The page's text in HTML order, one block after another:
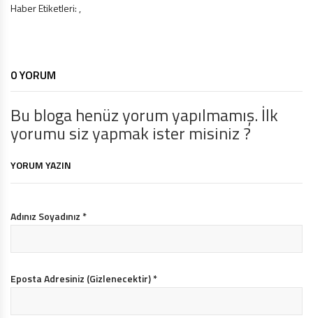
Haber Etiketleri: ,
0 YORUM
Bu bloga henüz yorum yapılmamış. İlk
yorumu siz yapmak ister misiniz ?
YORUM YAZIN
Adınız Soyadınız*
Eposta Adresiniz (Gizlenecektir)*